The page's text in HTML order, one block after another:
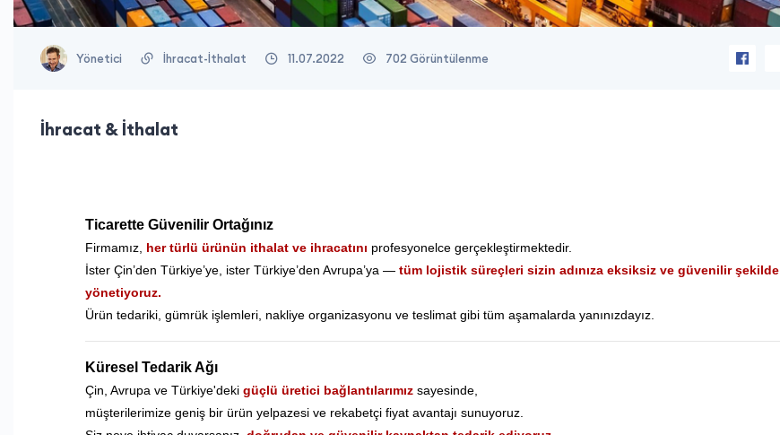
Yönetici İhracat-İthalat 11.07.2022 702 Görüntülenme
İhracat & İthalat
Ticarette Güvenilir Ortağınız
Firmamız, her türlü ürünün ithalat ve ihracatını profesyonelce gerçekleştirmektedir.
İster Çin’den Türkiye’ye, ister Türkiye’den Avrupa’ya — tüm lojistik süreçleri sizin adınıza eksiksiz ve güvenilir şekilde
yönetiyoruz.
Ürün tedariki, gümrük işlemleri, nakliye organizasyonu ve teslimat gibi tüm aşamalarda yanınızdayız.
Küresel Tedarik Ağı
Çin, Avrupa ve Türkiye'deki güçlü üretici bağlantılarımız sayesinde,
müşterilerimize geniş bir ürün yelpazesi ve rekabetçi fiyat avantajı sunuyoruz.